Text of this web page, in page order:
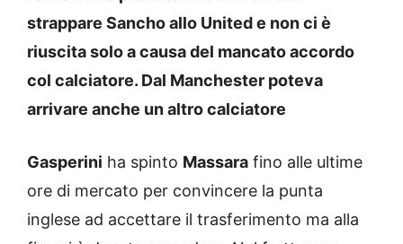
strappare Sancho allo United e non ci è
riuscita solo a causa del mancato accordo
col calciatore. Dal Manchester poteva
arrivare anche un altro calciatore
Gasperini ha spinto Massara fino alle ultime
ore di mercato per convincere la punta
inglese ad accettare il trasferimento ma alla